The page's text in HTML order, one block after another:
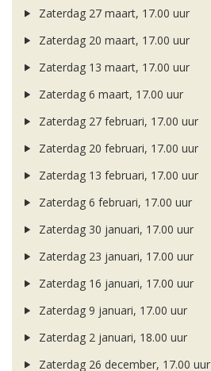
Zaterdag 27 maart, 17.00 uur
Zaterdag 20 maart, 17.00 uur
Zaterdag 13 maart, 17.00 uur
Zaterdag 6 maart, 17.00 uur
Zaterdag 27 februari, 17.00 uur
Zaterdag 20 februari, 17.00 uur
Zaterdag 13 februari, 17.00 uur
Zaterdag 6 februari, 17.00 uur
Zaterdag 30 januari, 17.00 uur
Zaterdag 23 januari, 17.00 uur
Zaterdag 16 januari, 17.00 uur
Zaterdag 9 januari, 17.00 uur
Zaterdag 2 januari, 18.00 uur
Zaterdag 26 december, 17.00 uur